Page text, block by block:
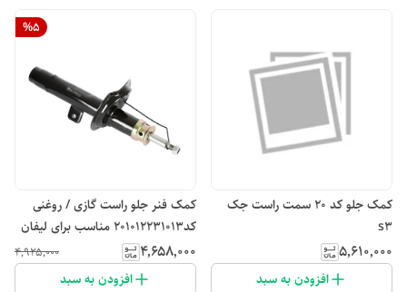
کمک جلو کد ۲۰ سمت راست جک
s3
۵٬۶۱۰٬۰۰۰
افزودن به سبد
%5
کمک فنر جلو راست گازی / روغنی
کد201012231013 مناسب برای لیفان
520
۴٬۶۵۸٬۰۰۰ ۴٬۹۲۵٬۰۰۰
افزودن به سبد